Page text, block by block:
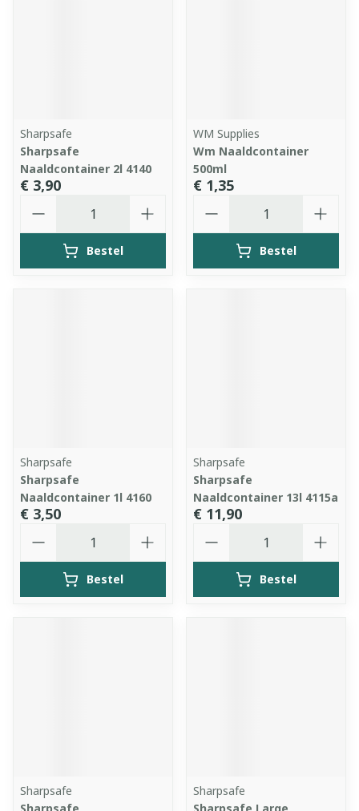
Sharpsafe
Sharpsafe
Naaldcontainer 2l 4140
€ 3,90
Bestel
WM Supplies
Wm Naaldcontainer
500ml
€ 1,35
Bestel
Sharpsafe
Sharpsafe
Naaldcontainer 1l 4160
€ 3,50
Bestel
Sharpsafe
Sharpsafe
Naaldcontainer 13l 4115a
€ 11,90
Bestel
Sharpsafe
Sharpsafe